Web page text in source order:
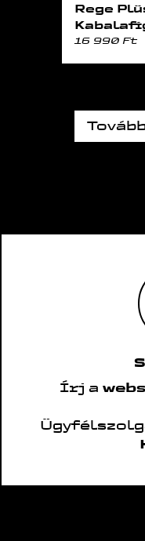
Rege
16 990 Ft
Írj a